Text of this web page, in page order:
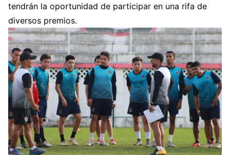
tendrán la oportunidad de participar en una rifa de
diversos premios.